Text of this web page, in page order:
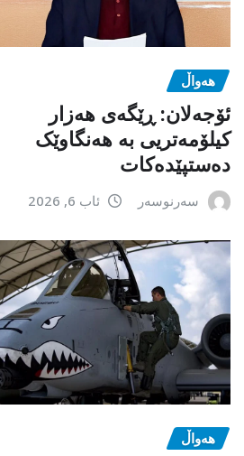
هەواڵ
ئۆجەلان: ڕێگەی هەزار
کیلۆمەتریی بە هەنگاوێک
دەستپێدەکات
سەرنوسەر ئاب 6, 2026
هەواڵ